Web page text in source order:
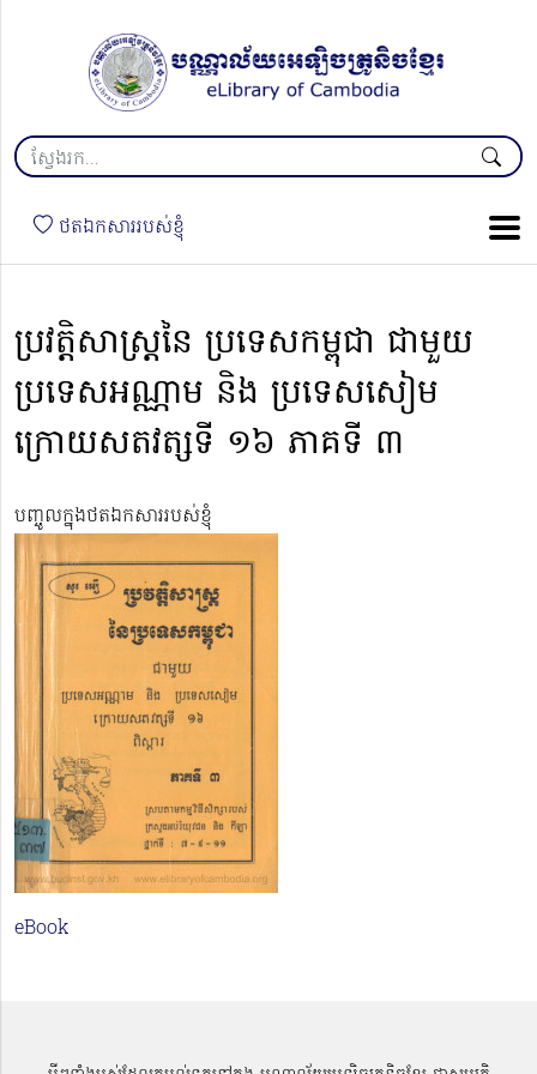
ថតឯកសាររបស់ខ្ញុំ
ប្រវត្តិសាស្ត្រនៃ ប្រទេសកម្ពុជា ជាមួយ
ប្រទេសអណ្ណាម និង ប្រទេសសៀម
ក្រោយសតវត្សទី ១៦ ភាគទី ៣
បញ្ចូលក្នុងថតឯកសាររបស់ខ្ញុំ
eBook